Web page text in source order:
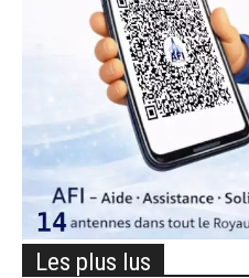
Les plus lus